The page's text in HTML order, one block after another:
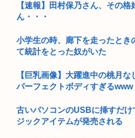
【速報】田村保乃さん、その格
ん・・・
小学生の時、廊下を走ったとき
て統計をとった奴がいた
【巨乳画像】大躍進中の桃月
パーフェクトボディすぎるwww
古いパソコンのUSBに挿すだ
ジックアイテムが発売される